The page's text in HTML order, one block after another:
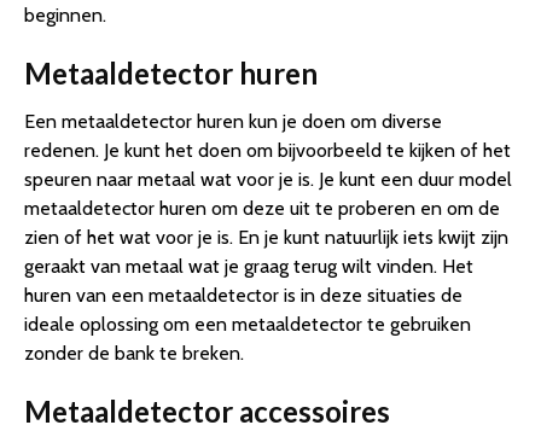
beginnen.
Metaaldetector huren
Een metaaldetector huren kun je doen om diverse
redenen. Je kunt het doen om bijvoorbeeld te kijken of het
speuren naar metaal wat voor je is. Je kunt een duur model
metaaldetector huren om deze uit te proberen en om de
zien of het wat voor je is. En je kunt natuurlijk iets kwijt zijn
geraakt van metaal wat je graag terug wilt vinden. Het
huren van een metaaldetector is in deze situaties de
ideale oplossing om een metaaldetector te gebruiken
zonder de bank te breken.
Metaaldetector accessoires